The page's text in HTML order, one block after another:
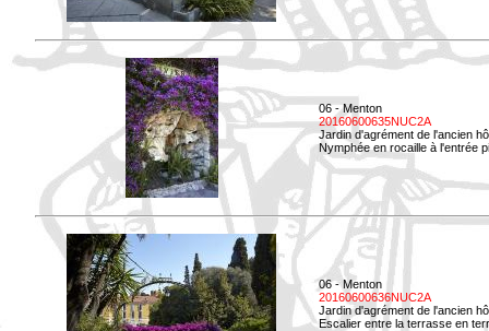
06 - Menton
20160600635NUC2A
Jardin d'agrément de l'ancien
Nymphée en rocaille à l'entrée
06 - Menton
20160600636NUC2A
Jardin d'agrément de l'ancien
Escalier entre la terrasse en